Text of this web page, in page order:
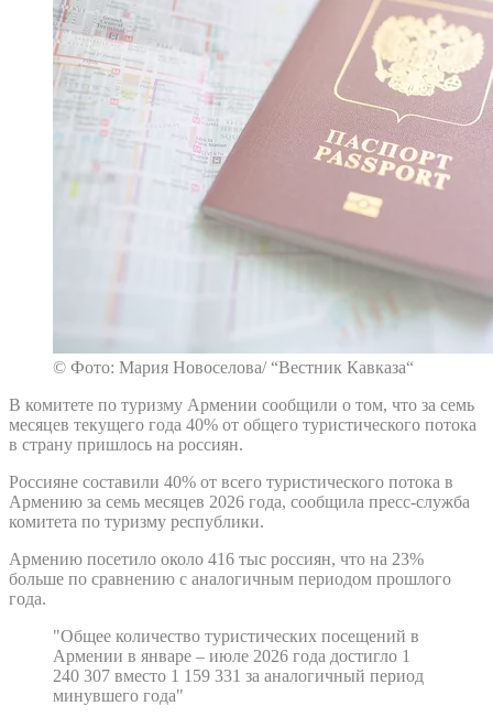
© Фото: Мария Новоселова/ “Вестник Кавказа“
В комитете по туризму Армении сообщили о том, что за семь
месяцев текущего года 40% от общего туристического потока
в страну пришлось на россиян.
Россияне составили 40% от всего туристического потока в
Армению за семь месяцев 2026 года, сообщила пресс-служба
комитета по туризму республики.
Армению посетило около 416 тыс россиян, что на 23%
больше по сравнению с аналогичным периодом прошлого
года.
"Общее количество туристических посещений в
Армении в январе – июле 2026 года достигло 1
240 307 вместо 1 159 331 за аналогичный период
минувшего года"